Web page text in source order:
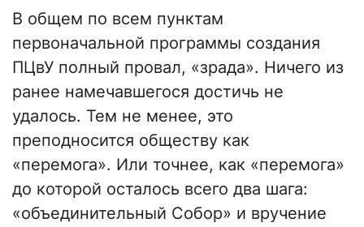
В общем по всем пунктам
первоначальной программы создания
ПЦвУ полный провал, «зрада». Ничего из
ранее намечавшегося достичь не
удалось. Тем не менее, это
преподносится обществу как
«перемога». Или точнее, как «перемога»
до которой осталось всего два шага:
«объединительный Собор» и вручение